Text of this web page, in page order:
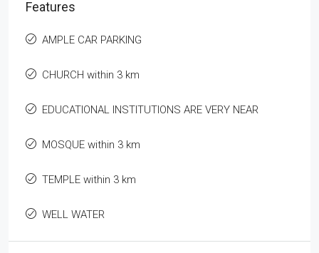
Features
AMPLE CAR PARKING
CHURCH within 3 km
EDUCATIONAL INSTITUTIONS ARE VERY NEAR
MOSQUE within 3 km
TEMPLE within 3 km
WELL WATER